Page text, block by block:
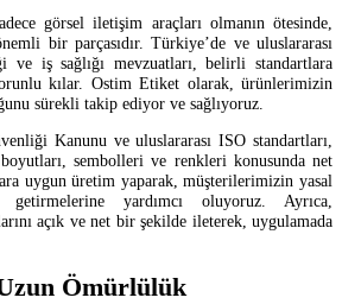
görsel iletişim araçları olmanın ötesinde,
bir parçasıdır. Türkiye’de ve uluslararası
ve iş sağlığı mevzuatları, belirli standartlara
kılar. Ostim Etiket olarak, ürünlerimizin
sürekli takip ediyor ve sağlıyoruz.
Kanunu ve uluslararası ISO standartları,
sembolleri ve renkleri konusunda net
uygun üretim yaparak, müşterilerimizin yasal
yardımcı oluyoruz. Ayrıca,
açık ve net bir şekilde ileterek, uygulamada
Ömürlülük